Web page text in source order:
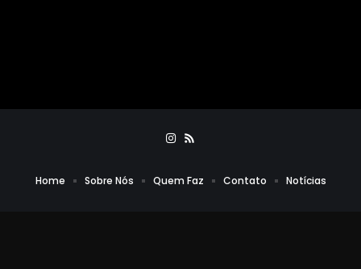
Home Sobre Nós Quem Faz Contato Notícias